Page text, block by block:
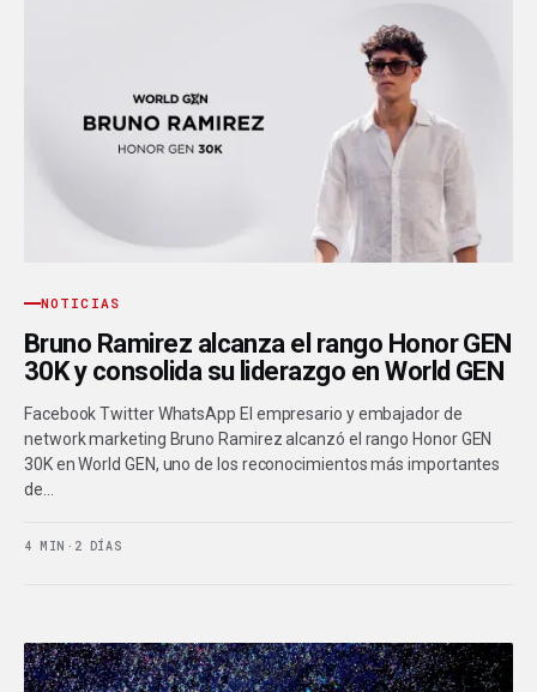
NOTICIAS
Bruno Ramirez alcanza el rango Honor GEN
30K y consolida su liderazgo en World GEN
Facebook Twitter WhatsApp El empresario y embajador de
network marketing Bruno Ramirez alcanzó el rango Honor GEN
30K en World GEN, uno de los reconocimientos más importantes
de…
4 MIN · 2 DÍAS